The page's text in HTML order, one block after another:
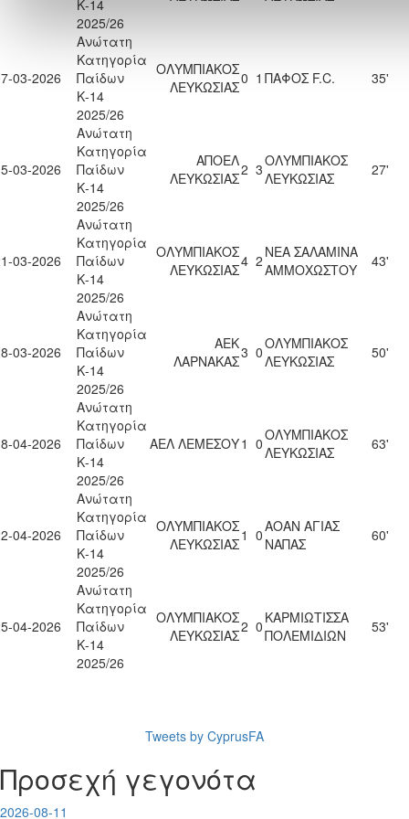
Κ-14
2025/26
03-2026
Ανώτατη
Κατηγορία
Παίδων
Κ-14
2025/26
ΟΛΥΜΠΙΑΚΟΣ
ΛΕΥΚΩΣΙΑΣ0 1 ΠΑΦΟΣ F.C. 35'
03-2026
Ανώτατη
Κατηγορία
Παίδων
Κ-14
2025/26
ΑΠΟΕΛ
ΛΕΥΚΩΣΙΑΣ2 3ΟΛΥΜΠΙΑΚΟΣ
ΛΕΥΚΩΣΙΑΣ
27'
03-2026
Ανώτατη
Κατηγορία
Παίδων
Κ-14
2025/26
ΟΛΥΜΠΙΑΚΟΣ
ΛΕΥΚΩΣΙΑΣ4 2 ΝΕΑ ΣΑΛΑΜΙΝΑ
ΑΜΜΟΧΩΣΤΟΥ
43'
03-2026
Ανώτατη
Κατηγορία
Παίδων
Κ-14
2025/26
ΑΕΚ
ΛΑΡΝΑΚΑΣ3 0ΟΛΥΜΠΙΑΚΟΣ
ΛΕΥΚΩΣΙΑΣ
50'
04-2026
Ανώτατη
Κατηγορία
Παίδων
Κ-14
2025/26
ΑΕΛ ΛΕΜΕΣΟΥ1 0ΟΛΥΜΠΙΑΚΟΣ
ΛΕΥΚΩΣΙΑΣ
63'
04-2026
Ανώτατη
Κατηγορία
Παίδων
Κ-14
2025/26
ΟΛΥΜΠΙΑΚΟΣ
ΛΕΥΚΩΣΙΑΣ1 0ΑΟΑΝ ΑΓΙΑΣ
ΝΑΠΑΣ
60'
04-2026
Ανώτατη
Κατηγορία
Παίδων
Κ-14
2025/26
ΟΛΥΜΠΙΑΚΟΣ
ΛΕΥΚΩΣΙΑΣ2 0 ΚΑΡΜΙΩΤΙΣΣΑ
ΠΟΛΕΜΙΔΙΩΝ
53'
Tweets by CyprusFA
Προσεχή γεγονότα
2026-08-11